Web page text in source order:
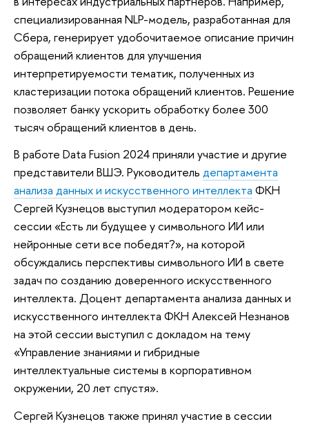
специализированная NLP-модель, разработанная для
Сбера, генерирует удобочитаемое описание причин
обращений клиентов для улучшения
интерпретируемости тематик, полученных из
кластеризации потока обращений клиентов. Решение
позволяет банку ускорить обработку более 300
тысяч обращений клиентов в день.
В работе Data Fusion 2024 приняли участие и другие
представители ВШЭ. Руководитель департамента
анализа данных и искусственного интеллекта ФКН
Сергей Кузнецов выступил модератором кейс-
сессии «Есть ли будущее у символьного ИИ или
нейронные сети все победят?», на которой
обсуждались перспективы символьного ИИ в свете
задач по созданию доверенного искусственного
интеллекта. Доцент департамента анализа данных и
искусственного интеллекта ФКН Алексей Незнанов
на этой сессии выступил с докладом на тему
«Управление знаниями и гибридные
интеллектуальные системы в корпоративном
окружении, 20 лет спустя».
Сергей Кузнецов также принял участие в сессии